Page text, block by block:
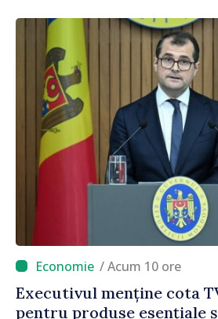
/ Acum 10 ore
Executivul menține cota
pentru produse esențiale